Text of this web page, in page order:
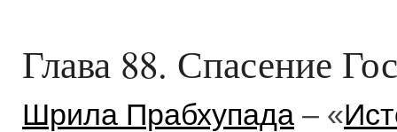
Глава 88. Спасение
Шрила Прабхупада – «